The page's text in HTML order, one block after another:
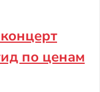
по ценам